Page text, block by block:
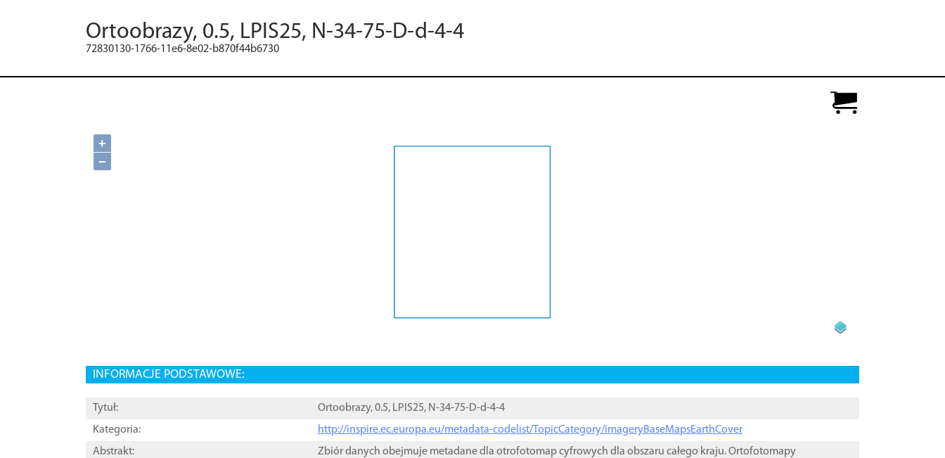
Ortoobrazy, 0.5, LPIS25, N-34-75-D-d-4-4
72830130-1766-11e6-8e02-b870f44b6730
+
−
INFORMACJE PODSTAWOWE:
Tytuł:
Ortoobrazy, 0.5, LPIS25, N-34-75-D-d-4-4
Kategoria:
http://inspire.ec.europa.eu/metadata-codelist/TopicCategory/imageryBaseMapsEarthCover
Abstrakt:
Zbiór danych obejmuje metadane dla otrofotomap cyfrowych dla obszaru całego kraju. Ortofotomapy